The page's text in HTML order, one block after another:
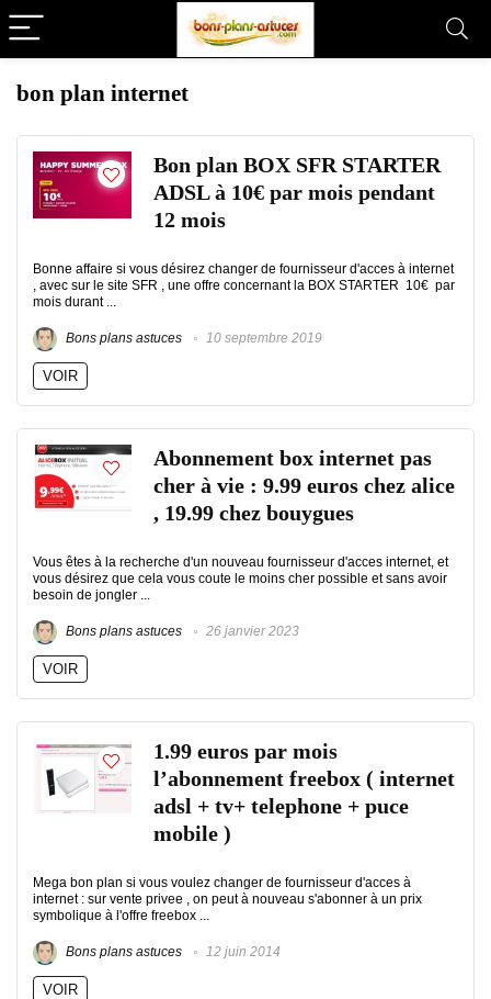
bon plan internet
Bon plan BOX SFR STARTER
ADSL à 10€ par mois pendant
12 mois
Bonne affaire si vous désirez changer de fournisseur d'acces à internet
, avec sur le site SFR , une offre concernant la BOX STARTER 10€ par
mois durant ...
Bons plans astuces 10 septembre 2019
VOIR
Abonnement box internet pas
cher à vie : 9.99 euros chez alice
, 19.99 chez bouygues
Vous êtes à la recherche d'un nouveau fournisseur d'acces internet, et
vous désirez que cela vous coute le moins cher possible et sans avoir
besoin de jongler ...
Bons plans astuces 26 janvier 2023
VOIR
1.99 euros par mois
l’abonnement freebox ( internet
adsl + tv+ telephone + puce
mobile )
Mega bon plan si vous voulez changer de fournisseur d'acces à
internet : sur vente privee , on peut à nouveau s'abonner à un prix
symbolique à l'offre freebox ...
Bons plans astuces 12 juin 2014
VOIR